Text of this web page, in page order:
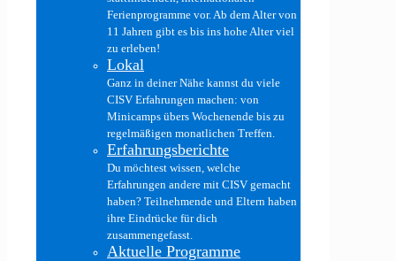
Ferienprogramme vor. Ab dem Alter von
11 Jahren gibt es bis ins hohe Alter viel
zu erleben!
Lokal
Ganz in deiner Nähe kannst du viele
CISV Erfahrungen machen: von
Minicamps übers Wochenende bis zu
regelmäßigen monatlichen Treffen.
Erfahrungsberichte
Du möchtest wissen, welche
Erfahrungen andere mit CISV gemacht
haben? Teilnehmende und Eltern haben
ihre Eindrücke für dich
zusammengefasst.
Aktuelle Programme